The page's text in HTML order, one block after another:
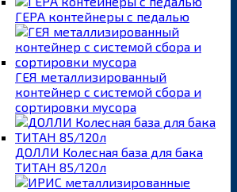
ГЕРА контейнеры с педалью
ГЕЯ металлизированный
контейнер с системой сбора и
сортировки мусора
ДОЛЛИ Колесная база для бака
ТИТАН 85/120л